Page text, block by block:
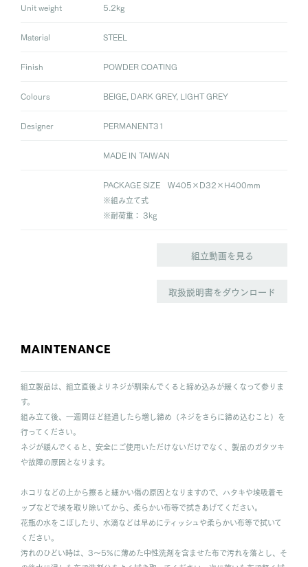
Unit weight 5.2kg
Material STEEL
Finish POWDER COATING
Colours BEIGE, DARK GREY, LIGHT GREY
Designer PERMANENT31
MADE IN TAIWAN
PACKAGE SIZE W405×D32×H400mm
※組み立て式
※耐荷重： 3kg
組立動画を見る
取扱説明書をダウンロード
MAINTENANCE
組立製品は、組立直後よりネジが馴染んでくると締め込みが緩くなって参りま
す。
組み立て後、一週間ほど経過したら増し締め（ネジをさらに締め込むこと）を
行ってください。
ネジが緩んでくると、安全にご使用いただけないだけでなく、製品のガタツキ
や故障の原因となります。
ホコリなどの上から擦ると細かい傷の原因となりますので、ハタキや埃吸着モ
ップなどで埃を取り除いてから、柔らかい布等で拭きあげてください。
花瓶の水をこぼしたり、水滴などは早めにティッシュや柔らかい布等で拭いて
ください。
汚れのひどい時は、3〜5%に薄めた中性洗剤を含ませた布で汚れを落とし、そ